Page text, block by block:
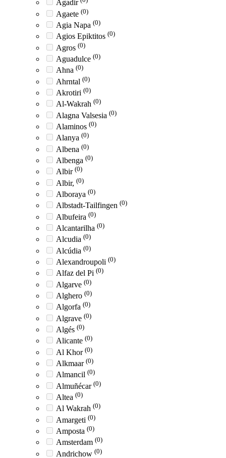
Agadir
Agaete (0)
Agia Napa (0)
Agios Epiktitos (0)
Agros (0)
Aguadulce (0)
Ahna (0)
Ahrntal (0)
Akrotiri (0)
Al-Wakrah (0)
Alagna Valsesia (0)
Alaminos (0)
Alanya (0)
Albena (0)
Albenga (0)
Albir (0)
Albir, (0)
Alboraya (0)
Albstadt-Tailfingen (0)
Albufeira (0)
Alcantarilha (0)
Alcudia (0)
Alcúdia (0)
Alexandroupoli (0)
Alfaz del Pi (0)
Algarve (0)
Alghero (0)
Algorfa (0)
Algrave (0)
Algés (0)
Alicante (0)
Al Khor (0)
Alkmaar (0)
Almancil (0)
Almuñécar (0)
Altea (0)
Al Wakrah (0)
Amargeti (0)
Amposta (0)
Amsterdam (0)
Andrichow (0)